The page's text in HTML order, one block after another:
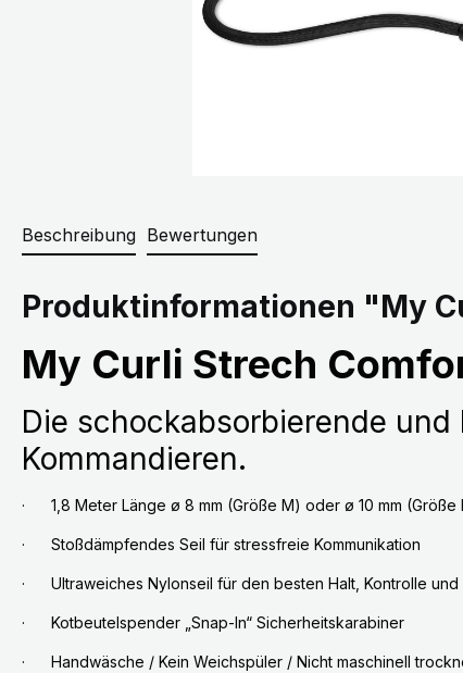
Beschreibung Bewertungen
Produktinformationen "My
My Curli Strech
Die schockabsorbierende
Kommandieren.
· 1,8 Meter Länge ø 8 mm (Größe M) oder ø 10 mm
· Stoßdämpfendes Seil für stressfreie Kommunikation
· Ultraweiches Nylonseil für den besten Halt, Kontrolle und
· Kotbeutelspender „Snap-In“ Sicherheitskarabiner
· Handwäsche / Kein Weichspüler / Nicht maschinell